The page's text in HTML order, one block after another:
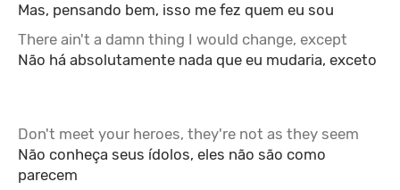
Mas, pensando bem, isso me fez quem eu sou
Não há absolutamente nada que eu mudaria, exceto
Não conheça seus ídolos, eles não são como
parecem
There ain't a damn thing I would change, except
Don't meet your heroes, they're not as they seem